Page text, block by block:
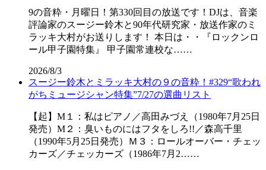
9の音粋・月曜日！第330回目の放送です！DJは、音楽
評論家のスージー鈴木と90年代研究家・放送作家のミ
ラッキ大村がお送りします！ 本日は・・『ロックンロ
ール甲子園特集』 甲子園常連校な……
2026/8/3
スージー鈴木とミラッキ大村の９の音粋！#329“歌われ
がちミュージシャン特集”7/27の選曲リスト
【起】M１：私はピアノ／高田みづえ（1980年7月25日
発売）M２：臭いものにはフタをしろ!!／森高千里
（1990年5月25日発売）Ｍ３：ロールオーバー・チェッ
カーズ／チェッカーズ（1986年7月2……